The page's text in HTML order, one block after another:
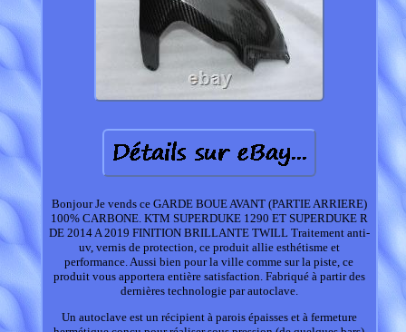
Bonjour Je vends ce GARDE BOUE AVANT (PARTIE ARRIERE)
100% CARBONE. KTM SUPERDUKE 1290 ET SUPERDUKE R
DE 2014 A 2019 FINITION BRILLANTE TWILL Traitement anti-
uv, vernis de protection, ce produit allie esthétisme et
performance. Aussi bien pour la ville comme sur la piste, ce
produit vous apportera entière satisfaction. Fabriqué à partir des
dernières technologie par autoclave.
Un autoclave est un récipient à parois épaisses et à fermeture